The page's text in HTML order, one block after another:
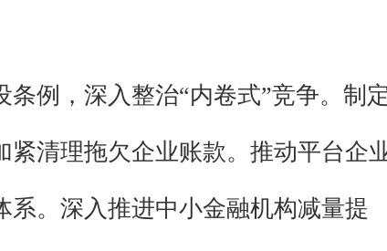
例，深入整治“内卷式”竞争。制
清理拖欠企业账款。推动平台企
。深入推进中小金融机构减量提